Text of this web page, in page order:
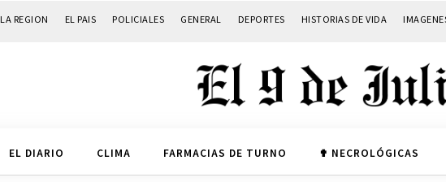
LA REGION EL PAIS POLICIALES GENERAL DEPORTES HISTORIAS DE VIDA
EL DIARIO CLIMA FARMACIAS DE TURNO ✟ NECROLÓGICAS